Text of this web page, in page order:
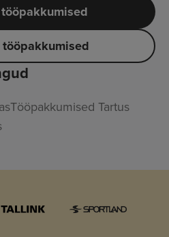
Tööpakkumised Tartus